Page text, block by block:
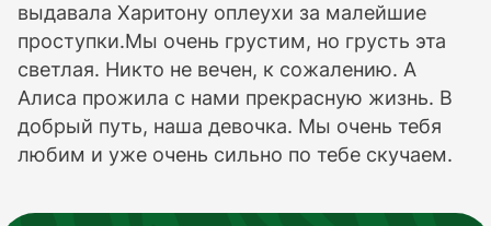
выдавала Харитону оплеухи за малейшие
проступки.Мы очень грустим, но грусть эта
светлая. Никто не вечен, к сожалению. А
Алиса прожила с нами прекрасную жизнь. В
добрый путь, наша девочка. Мы очень тебя
любим и уже очень сильно по тебе скучаем.